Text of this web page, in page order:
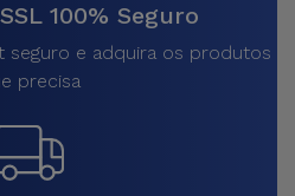
100% Seguro
seguro e adquira os produtos
precisa